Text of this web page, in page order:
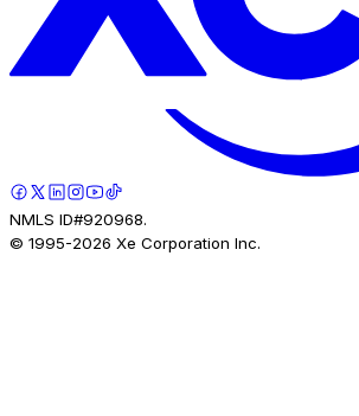
NMLS ID#920968.
© 1995-2026 Xe Corporation Inc.